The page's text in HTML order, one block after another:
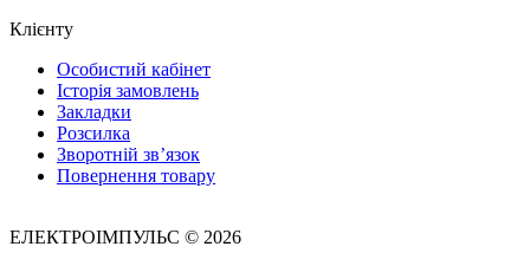
Клієнту
Особистий кабінет
Історія замовлень
Закладки
Розсилка
Зворотній зв’язок
Повернення товару
ЕЛЕКТРОІМПУЛЬС © 2026